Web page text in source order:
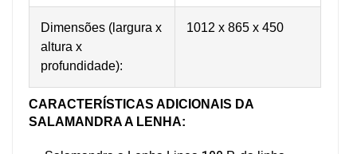
Dimensões (largura x
altura x
profundidade):
1012 x 865 x 450
CARACTERÍSTICAS ADICIONAIS DA
SALAMANDRA A LENHA: